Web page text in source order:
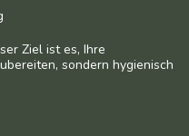
Ziel ist es, Ihre
sondern hygienisch